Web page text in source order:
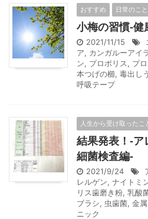
おすすめ 日常のこと
小梅の習慣-健
2021/11/15
ア, カンガルーアイ
ン, プロポリス, プ
本つげの櫛, 毒出し
呼吸テープ
人生から受け取ったこ
結果発表！-ア
細菌検査編-
2021/9/24
レルゲン, ナイトミ
リス歯磨き粉, 乳酸
ブラシ, 虫歯菌, 金
ニック